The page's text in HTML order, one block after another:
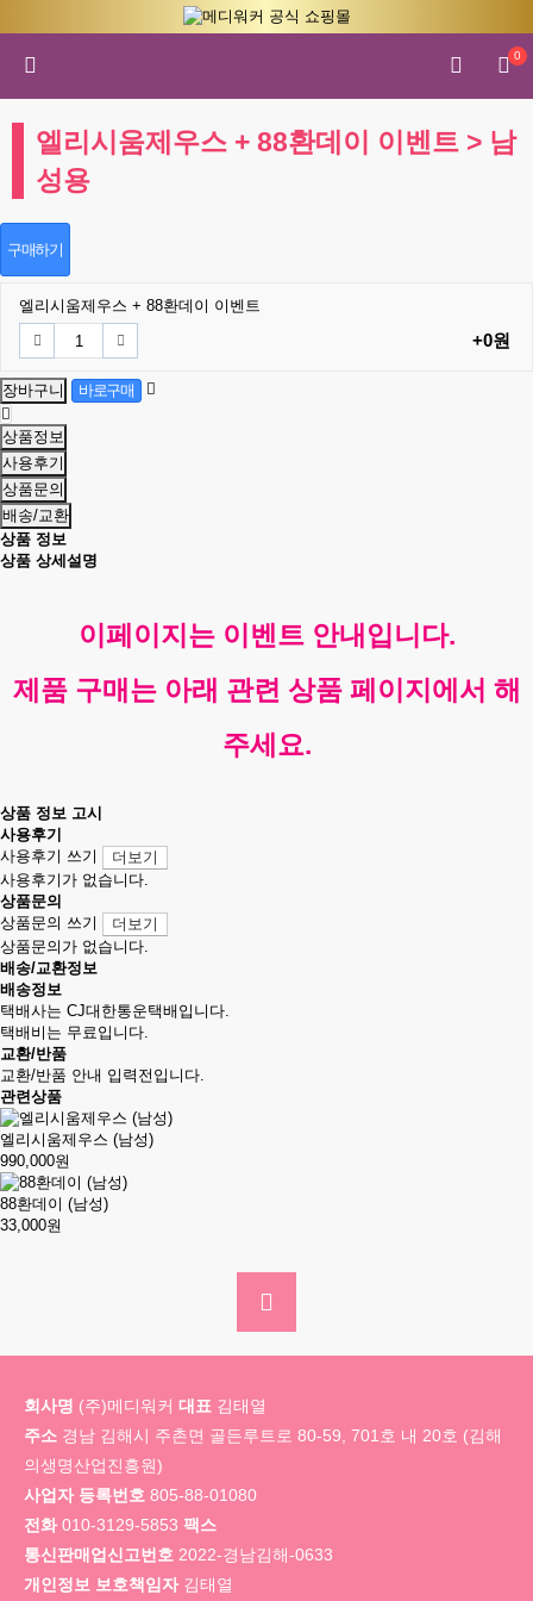
0
엘리시움제우스 + 88환데이 이벤트 > 남
성용
구매하기
엘리시움제우스 + 88환데이 이벤트
+0원
상품정보
사용후기
상품문의
배송/교환
상품 정보
상품 상세설명
이페이지는 이벤트 안내입니다.
제품 구매는 아래 관련 상품 페이지에서 해
주세요.
상품 정보 고시
사용후기
사용후기 쓰기
더보기
사용후기가 없습니다.
상품문의
상품문의 쓰기
더보기
상품문의가 없습니다.
배송/교환정보
배송정보
택배사는 CJ대한통운택배입니다.
택배비는 무료입니다.
교환/반품
교환/반품 안내 입력전입니다.
관련상품
엘리시움제우스 (남성)
990,000원
88환데이 (남성)
33,000원
회사명 (주)메디워커 대표 김태열
주소 경남 김해시 주촌면 골든루트로 80-59, 701호 내 20호 (김해
의생명산업진흥원)
사업자 등록번호 805-88-01080
전화010-3129-5853 팩스
통신판매업신고번호 2022-경남김해-0633
개인정보 보호책임자김태열